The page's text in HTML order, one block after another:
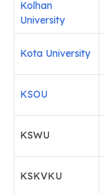
Kolhan
University
Kota University
KSOU
KSWU
KSKVKU